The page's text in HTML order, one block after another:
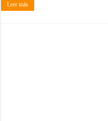
Leer más